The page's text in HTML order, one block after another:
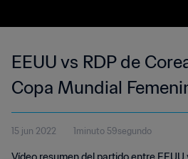
EEUU vs RDP de
Copa Mundial
la FIFA Uruguay
15 jun 2022 1minuto 59segundo